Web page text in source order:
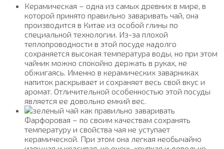
Керамическая – одна из самых древних в мире, в
которой принято правильно заваривать чай, она
производится в Китае из особой глины по
специальной технологии. Из-за плохой
теплопроводности в этой посуде надолго
сохраняется высокая температура воды, но при этом
чайник можно спокойно держать в руках, не
обжигаясь. Именно в керамических заварниках
напиток раскрывает и сохраняет весь свой вкус и
аромат. Отличительной особенностью этой посуды
является ее довольно емкий вес.
Фарфоровая – по своим качествам сохранять
температуру и свойства чая не уступает
керамической. При этом она легкая необычайно